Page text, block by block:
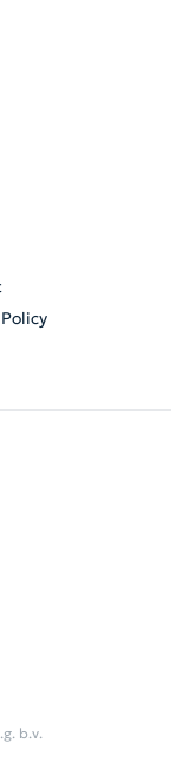
b.v.